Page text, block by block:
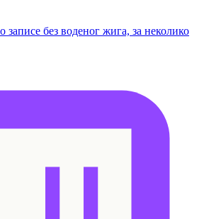
записе без воденог жига, за неколико